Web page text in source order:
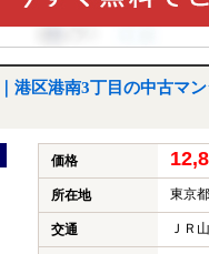
港区港南3丁目の中古マ
価格
所在地 東京
交通 ＪＲ